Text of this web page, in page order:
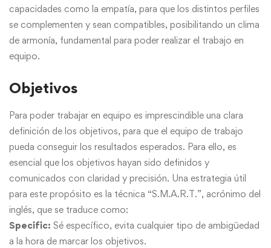
capacidades como la empatía, para que los distintos perfiles
se complementen y sean compatibles, posibilitando un clima
de armonía, fundamental para poder realizar el trabajo en
equipo.
Objetivos
Para poder trabajar en equipo es imprescindible una clara
definición de los objetivos, para que el equipo de trabajo
pueda conseguir los resultados esperados. Para ello, es
esencial que los objetivos hayan sido definidos y
comunicados con claridad y precisión. Una estrategia útil
para este propósito es la técnica “S.M.A.R.T.”, acrónimo del
inglés, que se traduce como:
Specific: Sé específico, evita cualquier tipo de ambigüedad
a la hora de marcar los objetivos.